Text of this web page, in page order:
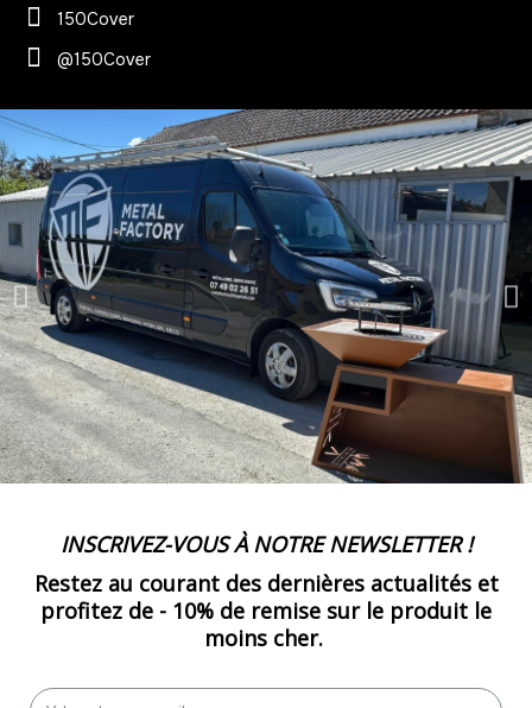
150Cover
@150Cover
INSCRIVEZ-VOUS À NOTRE NEWSLETTER !
Restez au courant des dernières actualités et
profitez de - 10% de remise sur le produit le
moins cher.